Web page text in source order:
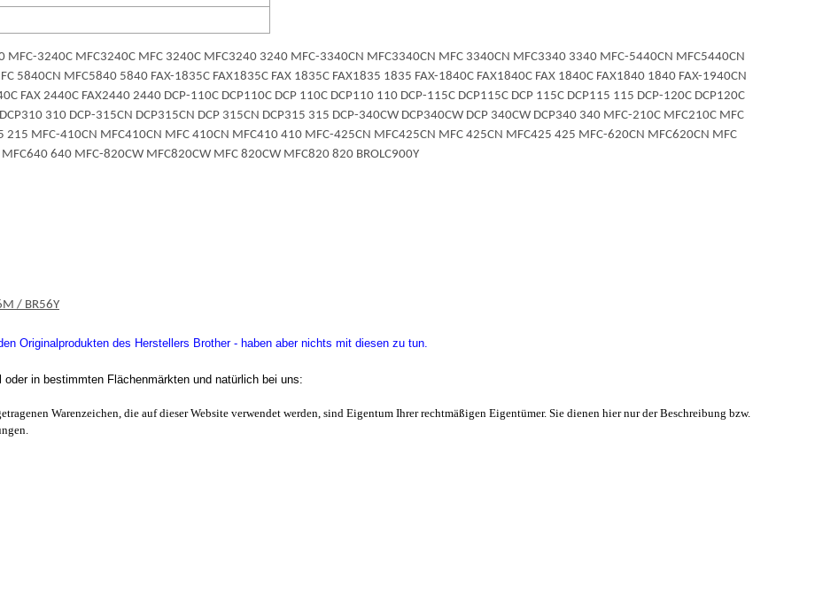
MFC-3240C MFC3240C MFC 3240C MFC3240 3240 MFC-3340CN MFC3340CN MFC 3340CN MFC3340 3340 MFC-5440CN MFC5440CN
5840CN MFC5840 5840 FAX-1835C FAX1835C FAX 1835C FAX1835 1835 FAX-1840C FAX1840C FAX 1840C FAX1840 1840 FAX-1940CN
FAX 2440C FAX2440 2440 DCP-110C DCP110C DCP 110C DCP110 110 DCP-115C DCP115C DCP 115C DCP115 115 DCP-120C DCP120C
310 DCP-315CN DCP315CN DCP 315CN DCP315 315 DCP-340CW DCP340CW DCP 340CW DCP340 340 MFC-210C MFC210C MFC
MFC-410CN MFC410CN MFC 410CN MFC410 410 MFC-425CN MFC425CN MFC 425CN MFC425 425 MFC-620CN MFC620CN MFC
640 MFC-820CW MFC820CW MFC 820CW MFC820 820 BROLC900Y
/ BR56Y
Originalprodukten des Herstellers Brother - haben aber nichts mit diesen zu tun.
in bestimmten Flächenmärkten und natürlich bei uns:
Warenzeichen, die auf dieser Website verwendet werden, sind Eigentum Ihrer rechtmäßigen Eigentümer. Sie dienen hier nur der Beschreibung bzw.